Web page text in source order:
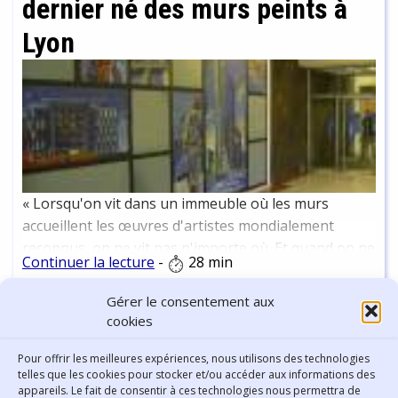
Gérer le consentement aux
cookies
Pour offrir les meilleures expériences, nous utilisons des technologies
telles que les cookies pour stocker et/ou accéder aux informations des
appareils. Le fait de consentir à ces technologies nous permettra de
siècle, par exemple, l'acheteur d'un lot sur lequel
débordait la nef de la chapelle en utilisa les pierres
pour construire sa maison, la sectionnant au niveau
du transept. Aujourd'hui la chapelle, classée
monument historique est protégée de telles avanies,
mais son état de précarité ne permet plus qu'on y
célèbre d'offices.
dernier né des murs peints à
Lyon
« Lorsqu'on vit dans un immeuble où les murs
accueillent les œuvres d'artistes mondialement
reconnus, on ne vit pas n'importe où. Et quand on ne
vit pas n'importe où, on n'est pas n'importe qui. Et ça
c'est une forme de vraie reconnaissance sociale »
Gilbert Coudène, directeur de la Cité de la création.
Continuer la lecture - 28 min
Lu, vu, entendu
Cet auteur n'a pas encore écrit de "Lu, vu, entendu".